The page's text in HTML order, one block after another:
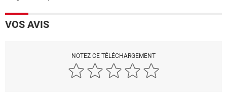
VOS AVIS
NOTEZ CE TÉLÉCHARGEMENT